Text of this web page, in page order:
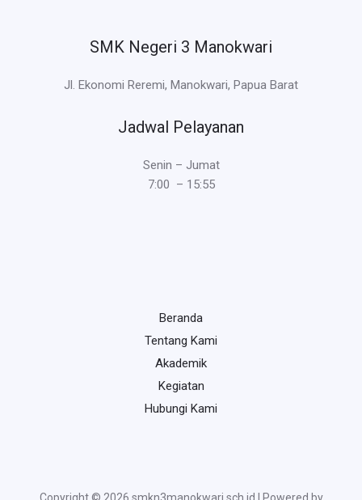
SMK Negeri 3 Manokwari
Jl. Ekonomi Reremi, Manokwari, Papua Barat
Jadwal Pelayanan
Senin – Jumat
7:00 – 15:55
Beranda
Tentang Kami
Akademik
Kegiatan
Hubungi Kami